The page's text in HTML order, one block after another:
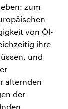
zum
von Öl-
ihre
und
alternden
der